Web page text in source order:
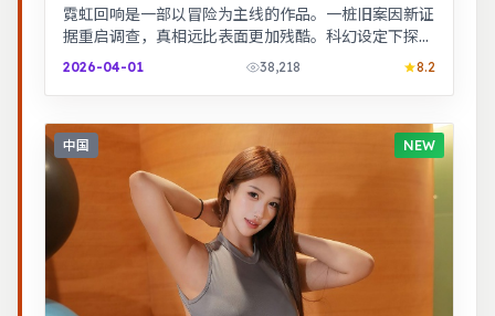
霓虹回响是一部以冒险为主线的作品。一桩旧案因新证
据重启调查，真相远比表面更加残酷。科幻设定下探讨
亲情与记忆，视觉风格鲜明，节奏张弛有度。
2026-04-01 38,218 8.2
中国 NEW